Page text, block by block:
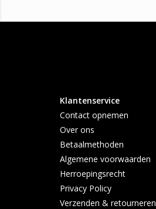
Klantenservice
Contact opnemen
Over ons
Betaalmethoden
Algemene voorwaarden
Herroepingsrecht
Privacy Policy
Verzenden & retourneren